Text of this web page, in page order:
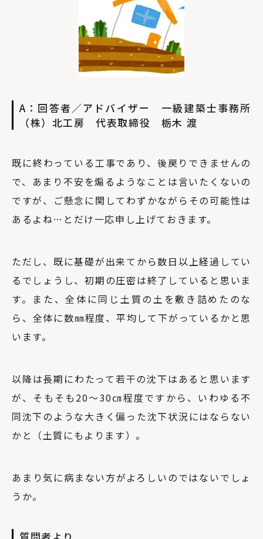
A：回答者／アドバイザー 一級建築士事務所
（株）北工房 代表取締役 栃木 渡
既に終わっている工事であり、後戻りできませんの
で、あまり不安を煽るようなことは言いたくないの
ですが、ご懸念に関してわずかながらその可能性は
あるよね…とだけ一応申し上げておきます。
ただし、既に基礎が出来てから数日以上経過してい
るでしょうし、初期の圧密は終了していると思いま
す。また、全体に同じ土質の土を敷き詰めたのな
ら、全体に数㎜程度、平均して下がっているかと思
います。
以降は長期にわたって若干の沈下はあると思います
が、そもそも20〜30㎝程度ですから、いわゆる不
同沈下のような大きく偏った沈下状況にはならない
かと（土質にもよります）。
あまり気に病まない方がよろしいのではないでしょ
うか。